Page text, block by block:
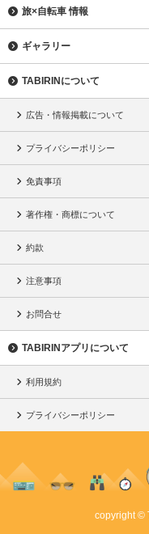
旅×自転車 情報
ギャラリー
TABIRINについて
広告・情報掲載について
プライバシーポリシー
免責事項
著作権・商標について
約款
注意事項
お問合せ
TABIRINアプリについて
利用規約
プライバシーポリシー
copyright ©